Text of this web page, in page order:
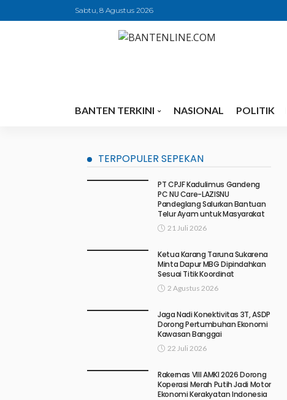
Sabtu, 8 Agustus 2026
BANTEN TERKINI NASIONAL POLITIK
TERPOPULER SEPEKAN
PT CPJF Kadulimus Gandeng
PC NU Care-LAZISNU
Pandeglang Salurkan Bantuan
Telur Ayam untuk Masyarakat
21 Juli 2026
Ketua Karang Taruna Sukarena
Minta Dapur MBG Dipindahkan
Sesuai Titik Koordinat
2 Agustus 2026
Jaga Nadi Konektivitas 3T, ASDP
Dorong Pertumbuhan Ekonomi
Kawasan Banggai
22 Juli 2026
Rakernas VIII AMKI 2026 Dorong
Koperasi Merah Putih Jadi Motor
Ekonomi Kerakyatan Indonesia